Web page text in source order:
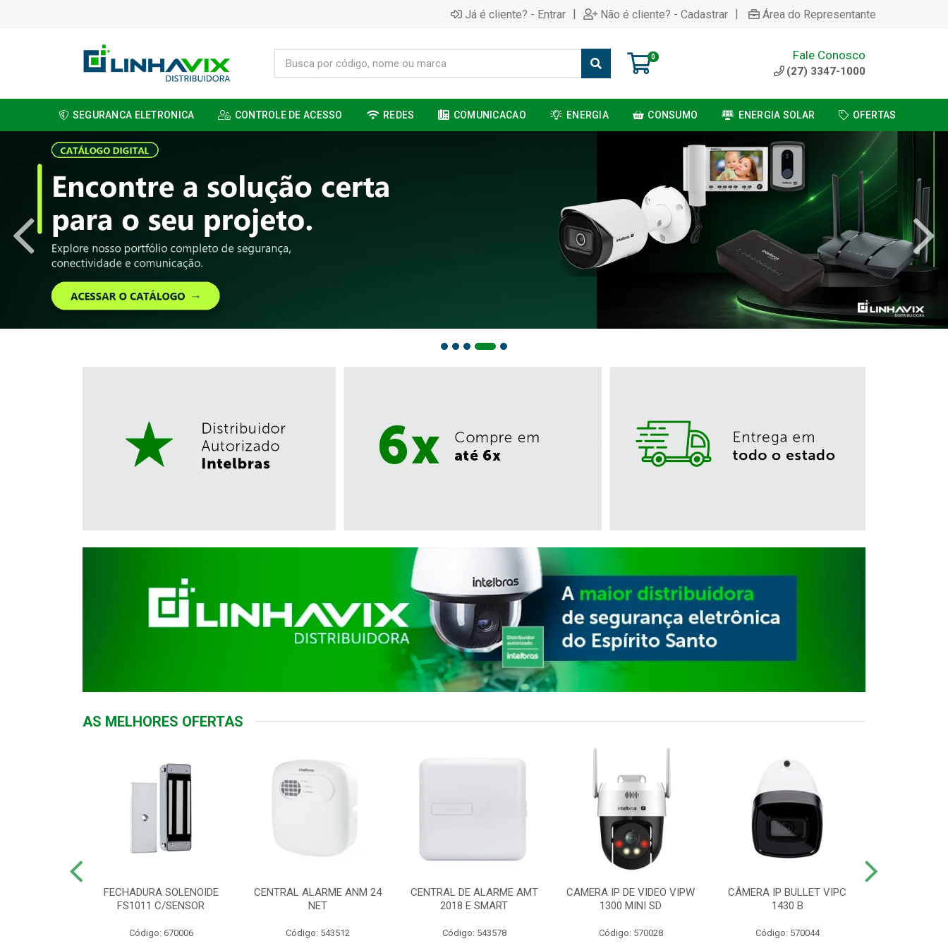
Já é cliente? - Entrar | Não é cliente? - Cadastrar | Área do Representante
0 Fale Conosco
(27) 3347-1000
SEGURANCA ELETRONICA CONTROLE DE ACESSO REDES COMUNICACAO ENERGIA CONSUMO ENERGIA SOLAR OFERTAS
AS MELHORES OFERTAS
FECHADURA SOLENOIDE
FS1011 C/SENSOR
Código: 670006
CENTRAL ALARME ANM 24
NET
Código: 543512
CENTRAL DE ALARME AMT
2018 E SMART
Código: 543578
CAMERA IP DE VIDEO VIPW
1300 MINI SD
Código: 570028
CÂMERA IP BULLET VIPC
1430 B
Código: 570044